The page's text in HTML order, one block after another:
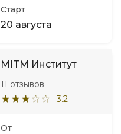
Старт
20 августа
MITM Институт
3.2
11 отзывов
От